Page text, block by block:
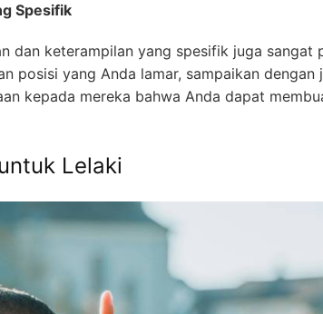
Spesifik
dan keterampilan yang spesifik juga sangat
posisi yang Anda lamar, sampaikan dengan
kepada mereka bahwa Anda dapat
Lelaki